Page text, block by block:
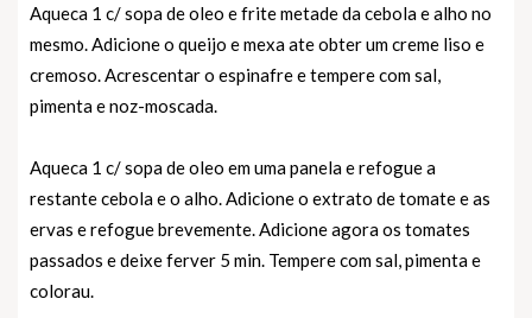
Aqueca 1 c/ sopa de oleo e frite metade da cebola e alho no
mesmo. Adicione o queijo e mexa ate obter um creme liso e
cremoso. Acrescentar o espinafre e tempere com sal,
pimenta e noz-moscada.
Aqueca 1 c/ sopa de oleo em uma panela e refogue a
restante cebola e o alho. Adicione o extrato de tomate e as
ervas e refogue brevemente. Adicione agora os tomates
passados e deixe ferver 5 min. Tempere com sal, pimenta e
colorau.